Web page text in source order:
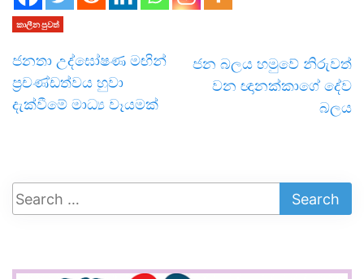
කාලීන පුවත්
ජනතා උද්ඝෝෂණ මඟින්
ප්‍රචණ්ඩත්වය හුවා
දැක්වීමේ මාධ්‍ය වෑයමක්
ජන බලය හමුවේ නිරුවත්
වන ඥානක්කාගේ දේව
බලය